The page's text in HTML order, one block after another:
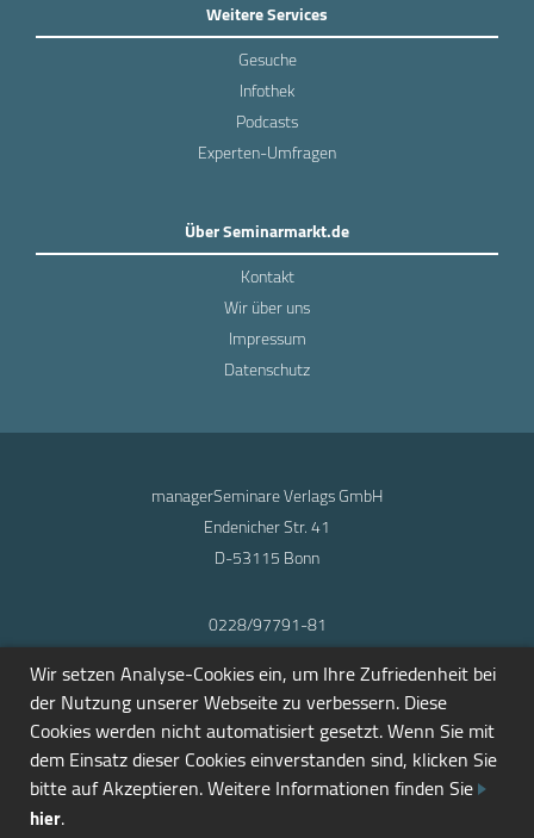
Weitere Services
Gesuche
Infothek
Podcasts
Experten-Umfragen
Über Seminarmarkt.de
Kontakt
Wir über uns
Impressum
Datenschutz
managerSeminare Verlags GmbH
Endenicher Str. 41
D-53115 Bonn
0228/97791-81
info@seminarmarkt.de
© 2001-2026
Wir setzen Analyse-Cookies ein, um Ihre Zufriedenheit bei
der Nutzung unserer Webseite zu verbessern. Diese
Cookies werden nicht automatisiert gesetzt. Wenn Sie mit
dem Einsatz dieser Cookies einverstanden sind, klicken Sie
bitte auf Akzeptieren. Weitere Informationen finden Sie
hier.